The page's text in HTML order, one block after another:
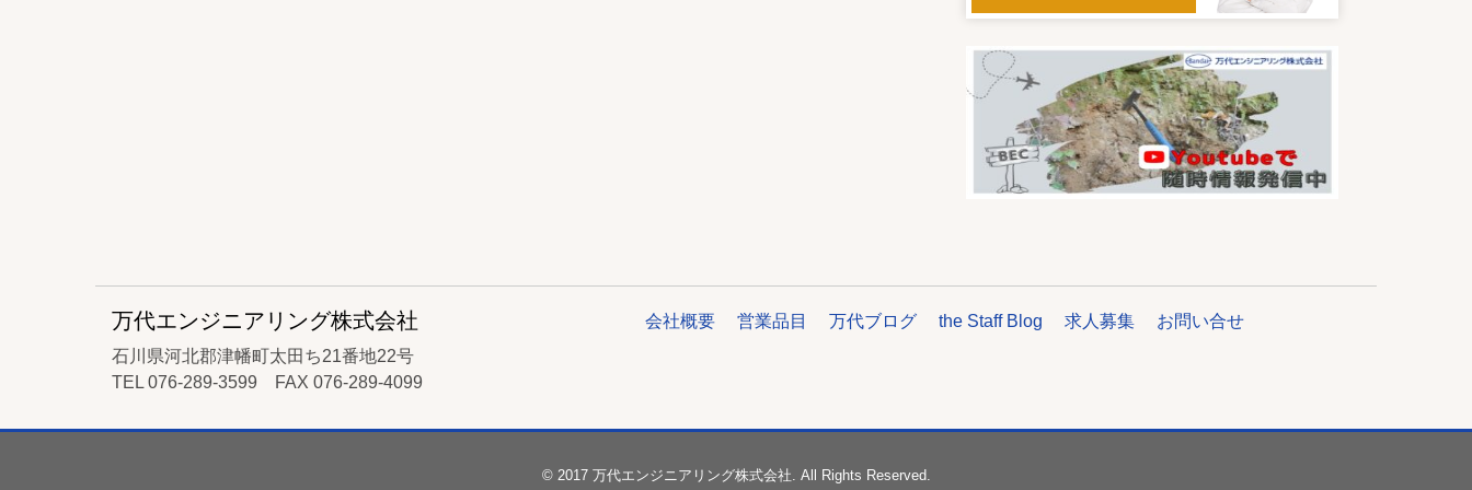
万代エンジニアリング株式会社
石川県河北郡津幡町太田ち21番地22号
TEL 076-289-3599 FAX 076-289-4099
会社概要 営業品目 万代ブログ the Staff Blog 求人募集 お問い合せ
© 2017 万代エンジニアリング株式会社. All Rights Reserved.